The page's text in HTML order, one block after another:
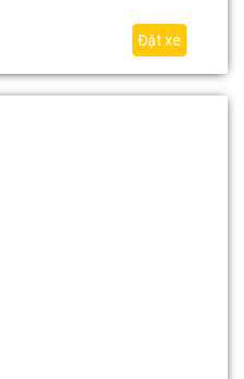
Đặt xe